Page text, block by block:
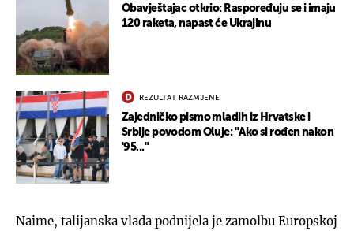
Obavještajac otkrio: Raspoređuju se i imaju
120 raketa, napast će Ukrajinu
REZULTAT RAZMJENE
Zajedničko pismo mladih iz Hrvatske i
Srbije povodom Oluje: "Ako si rođen nakon
'95..."
Naime, talijanska vlada podnijela je zamolbu Europskoj